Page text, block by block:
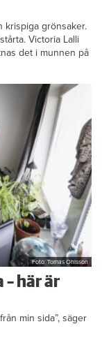
krispiga grönsaker.
Victoria Lalli
det i munnen på
Foto: Tomas Ohlsson
– här är
min sida”, säger